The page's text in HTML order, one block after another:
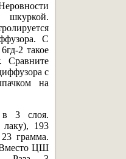
шкуркой.
С
2 такое
с
на
в 3 слоя.
193
грамма.
ЦШ